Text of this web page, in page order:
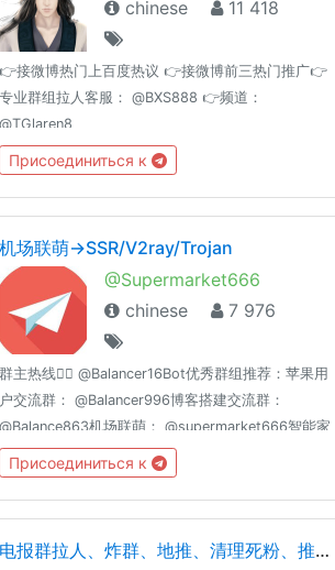
chinese
11 418
👉接微博热门上百度热议 👉接微博前三热门推广👉
专业群组拉人客服： @BXS888 👉频道：
@TGlaren8
Присоединиться к
机场联萌→SSR/V2ray/Trojan
@Supermarket666
chinese
7 976
群主热线👉🏻 @Balancer16Bot优秀群组推荐：苹果用
户交流群： @Balancer996博客搭建交流群：
@Balance863机场联萌： @supermarket666智能家
居交流群：
@homeassiant666MacOS/Hackintosh：
@justice996Nas交流群： @Nas699谷歌云|微软云|
沉淀： @theguideoftelegram
Присоединиться к
电报群拉人、炸群、地推、清理死粉、推广，出售拉人软件